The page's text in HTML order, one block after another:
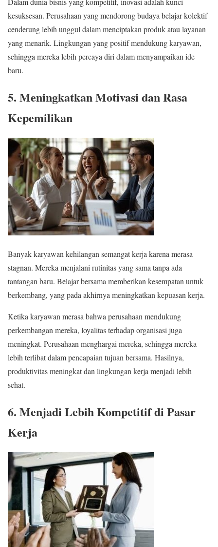
kesuksesan. Perusahaan yang mendorong budaya belajar kolektif
cenderung lebih unggul dalam menciptakan produk atau layanan
yang menarik. Lingkungan yang positif mendukung karyawan,
sehingga mereka lebih percaya diri dalam menyampaikan ide
baru.
5. Meningkatkan Motivasi dan Rasa
Kepemilikan
Banyak karyawan kehilangan semangat kerja karena merasa
stagnan. Mereka menjalani rutinitas yang sama tanpa ada
tantangan baru. Belajar bersama memberikan kesempatan untuk
berkembang, yang pada akhirnya meningkatkan kepuasan kerja.
Ketika karyawan merasa bahwa perusahaan mendukung
perkembangan mereka, loyalitas terhadap organisasi juga
meningkat. Perusahaan menghargai mereka, sehingga mereka
lebih terlibat dalam pencapaian tujuan bersama. Hasilnya,
produktivitas meningkat dan lingkungan kerja menjadi lebih
sehat.
6. Menjadi Lebih Kompetitif di Pasar
Kerja